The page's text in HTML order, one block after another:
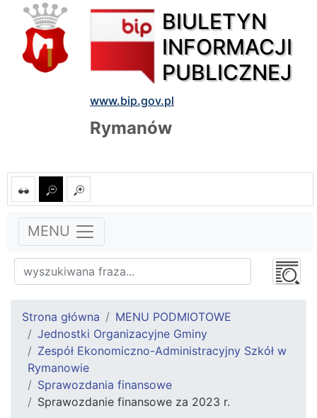
BIULETYN
INFORMACJI
PUBLICZNEJ
www.bip.gov.pl
Rymanów
MENU
Strona główna
MENU PODMIOTOWE
Jednostki Organizacyjne Gminy
Zespół Ekonomiczno-Administracyjny Szkół w
Rymanowie
Sprawozdania finansowe
Sprawozdanie finansowe za 2023 r.